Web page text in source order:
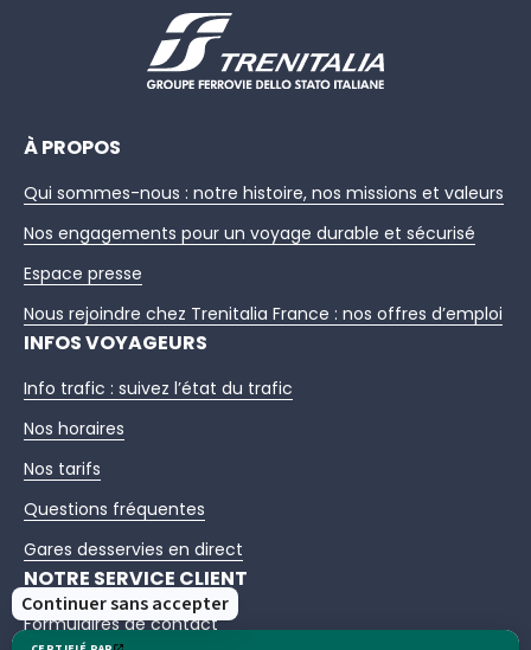
À PROPOS
Qui sommes-nous : notre histoire, nos missions et valeurs
Nos engagements pour un voyage durable et sécurisé
Espace presse
Nous rejoindre chez Trenitalia France : nos offres d’emploi
INFOS VOYAGEURS
Info trafic : suivez l’état du trafic
Nos horaires
Nos tarifs
Questions fréquentes
Gares desservies en direct
NOTRE SERVICE CLIENT
Formulaires de contact